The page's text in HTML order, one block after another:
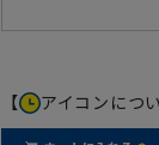
【 アイコンについ